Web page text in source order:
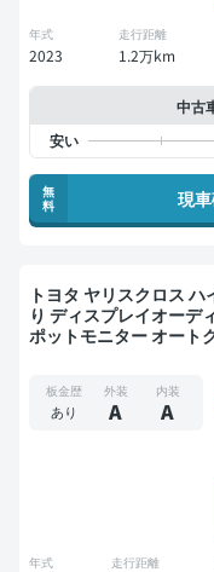
年式
2023
走行距離
1.2万km
中古
無
料
現
トヨタ ヤリスクロス ハイブリッドZ
り ディスプレイオーデ
ポットモニター オート
板金歴
あり
外装
A
内装
A
年式 走行距離